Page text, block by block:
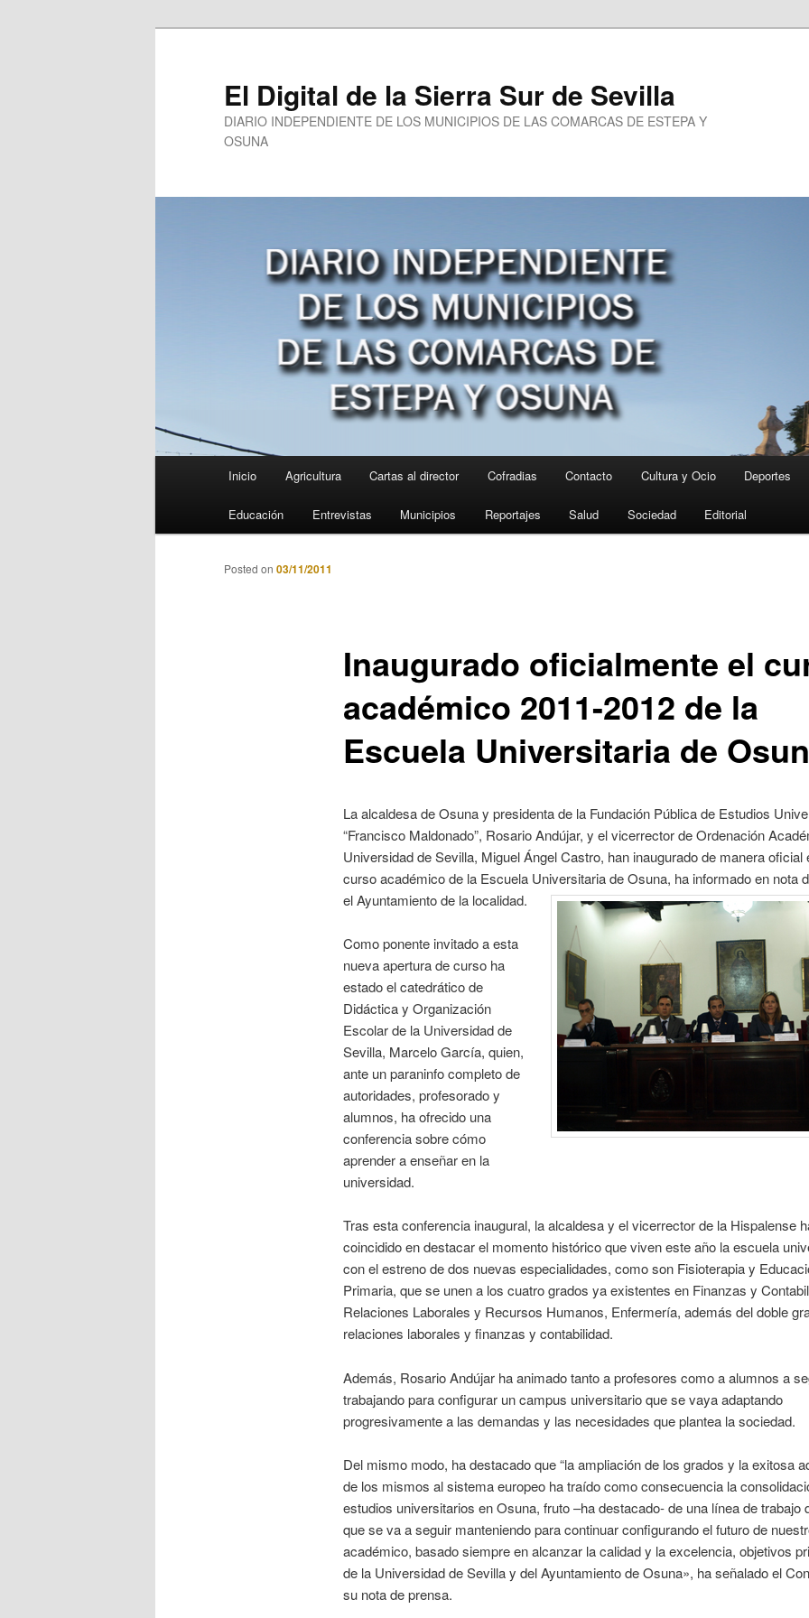
El Digital de la Sierra Sur de Sevilla
DIARIO INDEPENDIENTE DE LOS MUNICIPIOS DE LAS COMARCAS DE ESTEPA Y
OSUNA
Inicio Agricultura Cartas al director Cofradias Contacto Cultura y Ocio Deportes
Educación Entrevistas Municipios Reportajes Salud Sociedad Editorial
Inaugurado oficialmente el
académico 2011-2012 de la
Escuela Universitaria de
Posted on 03/11/2011
La alcaldesa de Osuna y presidenta de la Fundación Pública de Estudios
“Francisco Maldonado”, Rosario Andújar, y el vicerrector de Ordenación
Universidad de Sevilla, Miguel Ángel Castro, han inaugurado de manera oficial
curso académico de la Escuela Universitaria de Osuna, ha informado en nota
el Ayuntamiento de la localidad.
Como ponente invitado a esta
nueva apertura de curso ha
estado el catedrático de
Didáctica y Organización
Escolar de la Universidad de
Sevilla, Marcelo García, quien,
ante un paraninfo completo de
autoridades, profesorado y
alumnos, ha ofrecido una
conferencia sobre cómo
aprender a enseñar en la
universidad.
Tras esta conferencia inaugural, la alcaldesa y el vicerrector de la Hispalense
coincidido en destacar el momento histórico que viven este año la escuela
con el estreno de dos nuevas especialidades, como son Fisioterapia y
Primaria, que se unen a los cuatro grados ya existentes en Finanzas y
Relaciones Laborales y Recursos Humanos, Enfermería, además del doble
relaciones laborales y finanzas y contabilidad.
Además, Rosario Andújar ha animado tanto a profesores como a alumnos a
trabajando para configurar un campus universitario que se vaya adaptando
progresivamente a las demandas y las necesidades que plantea la sociedad.
Del mismo modo, ha destacado que “la ampliación de los grados y la exitosa
de los mismos al sistema europeo ha traído como consecuencia la
estudios universitarios en Osuna, fruto –ha destacado- de una línea de trabajo
que se va a seguir manteniendo para continuar configurando el futuro de
académico, basado siempre en alcanzar la calidad y la excelencia, objetivos
de la Universidad de Sevilla y del Ayuntamiento de Osuna», ha señalado el
su nota de prensa.